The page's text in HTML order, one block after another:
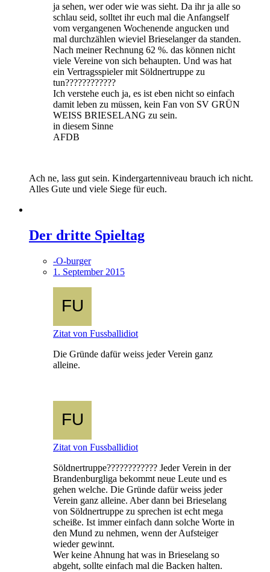
ja sehen, wer oder wie was sieht. Da ihr ja alle so
schlau seid, solltet ihr euch mal die Anfangself
vom vergangenen Wochenende angucken und
mal durchzählen wieviel Brieselanger da standen.
Nach meiner Rechnung 62 %. das können nicht
viele Vereine von sich behaupten. Und was hat
ein Vertragsspieler mit Söldnertruppe zu
tun????????????
Ich verstehe euch ja, es ist eben nicht so einfach
damit leben zu müssen, kein Fan von SV GRÜN
WEISS BRIESELANG zu sein.
in diesem Sinne
AFDB
Ach ne, lass gut sein. Kindergartenniveau brauch ich nicht.
Alles Gute und viele Siege für euch.
Der dritte Spieltag
-O-burger
1. September 2015
Zitat von Fussballidiot
Die Gründe dafür weiss jeder Verein ganz
alleine.
Zitat von Fussballidiot
Söldnertruppe???????????? Jeder Verein in der
Brandenburgliga bekommt neue Leute und es
gehen welche. Die Gründe dafür weiss jeder
Verein ganz alleine. Aber dann bei Brieselang
von Söldnertruppe zu sprechen ist echt mega
scheiße. Ist immer einfach dann solche Worte in
den Mund zu nehmen, wenn der Aufsteiger
wieder gewinnt.
Wer keine Ahnung hat was in Brieselang so
abgeht, sollte einfach mal die Backen halten.